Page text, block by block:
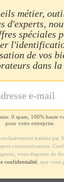
métier,
d'experts,
spéciales
de vos
dans la
0 spam, 100% haute
pour votre entreprise.
exclusivement traitées par
communications.
vous disposez de
confidentialité, que vous